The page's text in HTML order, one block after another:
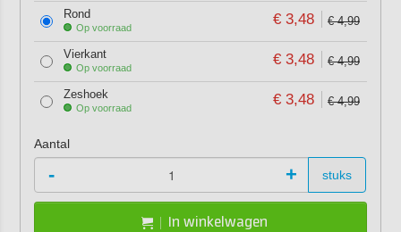
Rond
Op voorraad € 3,48 € 4,99
Vierkant
Op voorraad € 3,48 € 4,99
Zeshoek
Op voorraad € 3,48 € 4,99
Aantal
- + stuks
In winkelwagen